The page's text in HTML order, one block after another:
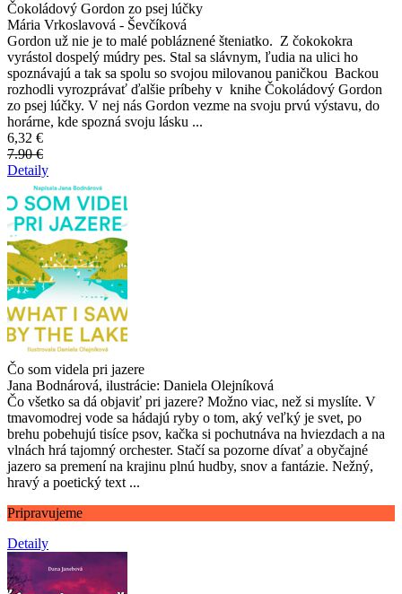
Čokoládový Gordon zo psej lúčky
Mária Vrkoslavová - Ševčíková
Gordon už nie je to malé pobláznené šteniatko. Z čokokokra
vyrástol dospelý múdry pes. Stal sa slávnym, ľudia na ulici ho
spoznávajú a tak sa spolu so svojou milovanou paničkou Backou
rozhodli vyrozprávať ďalšie príbehy v knihe Čokoládový Gordon
zo psej lúčky. V nej nás Gordon vezme na svoju prvú výstavu, do
horárne, kde spozná svoju lásku ...
6,32 €
7.90 €
Detaily
Čo som videla pri jazere
Jana Bodnárová, ilustrácie: Daniela Olejníková
Čo všetko sa dá objaviť pri jazere? Možno viac, než si myslíte. V
tmavomodrej vode sa hádajú ryby o tom, aký veľký je svet, po
brehu pobehujú tisíce psov, kačka si pochutnáva na hviezdach a na
vlnách hrá tajomný orchester. Stačí sa pozorne dívať a obyčajné
jazero sa premení na krajinu plnú hudby, snov a fantázie. Nežný,
hravý a poetický text ...
Pripravujeme
Detaily